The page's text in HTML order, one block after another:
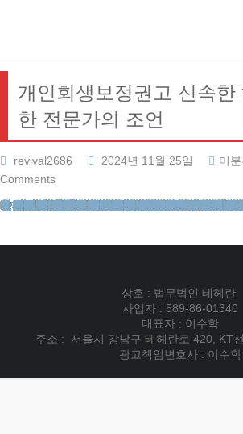
개인회생보정권고 신속한
한 전문가의 조언
revival2686 2024년 11월 25일 미
Comments
안녕하세요. 법무법인 테헤란의 변호사입니다. 오늘은 많은 분들이 어려워하시는 채무 조정 절차의 핵심 단계에 대해 설명드리고자 합니다.
채무 조정 절차의 난관
개인회생 제도를 이용하시는 많은 분들이 법원의 보완 요청에 당혹감을 느끼십니다. 이는 복잡한 법적 절차와 전문 용어로 인한 것이 큽니다. 하지만 이 과정은 귀하의 채무를 조정하고 새로운 출발을 위해 반드시 거쳐야 할 중요한 단계입니다.
법원의 보완 요구는 단순히 서류를 더 내라는 의미가 아닙니다. 이는 귀하의 상황을 정확히 파악하고, 적절한 채무 조정 계획을 수립하기 위한 필수적인 절차입니다. 제대로 대응하지 못하면 신청이 기각되거나 절
많은 분들이 이 단계에서 어려움을 겪는 이유는 법적 지식의 부족뿐만 아니라, 자신의 재정 상황을 객관적으로 분석하고 제시하는 데 어려움을 느끼기 때문입니다. 특히 채무의 발생 원인, 사용 내역, 현재의 소득과 지출 상황
채무 경감의 핵심 단계
개인회생보정권고 과정은 단순한 서류 제출 이상의 의미를 갖습니다. 이 과정에서 귀하가 앞으로 상환해야 할 금액이 결정되기 때문입니다. 따라서 이 단계를 어떻게 대응하느냐에 따라 채무 경감의 폭이 크게 달라질 수 있습니다.
법원은 제출된 자료를 바탕으로 귀하의 변제 능력을 평가합니다. 이때 고려되는 것은 단순히 현재의 소득뿐만 아니라, 향후의 소득 가능성, 보유 재산의 가치, 생활에 필요한 최소한의 비용 등 다양한 요소들입니다. 이러한 복잡한 요소들을 종합적으로 고려하여 최종적인 변제 계획이 수립됩니다.
전문가의 조언 없이 혼자 대응하다 보면 불필요하게 높은 금액을 상환하게 될 위험이 있습니다. 예를 들어, 자신의 소득을 과대 평가하거나 지출을 과소 평가하면 실제로 감당하기 어려운 수준의 변제 계획이 수립될 수 있습니다. 반대로 자신의 재산 가치를 제대로 평가하지 못하면 채권자들의 이의 제기로 인해 절차가 지연되거나 기각될 수 있습니다.
효과적 대응을 위한 전략
보완 요구에 효과적으로 대응하기 위해서는 전문적인 지식과 경험이 필요합니다. 특히 ‘청산가치 보장의 원칙’을 이해하고 이에 맞춰 대응하는 것이 중요합니다. 이 원칙에 따라 채무자의 재산 가치와 상환 금액이 조정되므로, 신중한 접근이 필
청산가치 보장의 원칙이란, 개인회생 절차를 통해 채권자들이 받게 될 변제액이 채무자의 재산을 청산하여 배당하는 것보다 적어서는 안 된다는 원칙입니다. 즉, 채무자는 보유한 재산보다 반드시 많은 채무를 변제해야 합니다. 이 원칙을 제대로 이해하고 대응하지 못하면, 불필요하게 긴 변제 기간이나 높은 변제액이 설정될 수 있습니다.
또한, 채무 사용 내역을 정확히 파악하고 이를 바탕으로 합리적인 상환 계획을 수립해야 합니다. 특히 사치성 채무나 도박 등 사행성 채무의 경우, 법원에서 더욱 엄격한 기준을 적용할 수 있으므로 이에 대한 적절한 설명과 대응이 필요합니다.
전문가 조력의 중요성
개인회생보정권고 과정은 복잡하고 전문적인 지식을 요구합니다. 따라서 이 분야에 정통한 변호사의 도움을 받는 것이 매우 중요합니다. 전문가는 귀하의 상황을 정확히 분석하고, 법원의 요구사항에 맞춰 최적의 대응 방안을 제시할 수 있습니다.
전문가의 도움을 받으면 정확한 재무 상황 분석, 법적 요건의 충족, 효율적인 절차 진행, 채권자와의 협상, 심리적 안정 등 다양한 이점을 얻을 수 있습니다. 이를 통해 불필요한 시행착오를 줄이고, 보다 유리한 조건으로 절차를 진행할 수 있습니다.
새로운 시작을 위한 첫걸음
개인회생 제도는 어려운 상황에 처한 분들에게 새로운 기회를 제공합니다. 하지만 이 기회를 제대로 활용하기 위해서는 전문가의 조언이 필수적입니다. 저희 법무법인 테헤란은 수많은 사건을 성공적으로 해결해 온 경험을 바탕으로, 귀하의 상황에 가장 적합한 해결책을 제시해 드릴 수 있습니다.
채무로 인한 고민에서 벗어나 새로운 삶을 시작하고 싶으신가요? 주저하지 마시고 저희에게 연락 주십시오. 귀하의 상황을 면밀히 분석하고, 최선의 해결책을 찾아드리겠습니다. 법무법인 테헤란과 함께라면, 개인회생보정권고추가서류의 복잡한 법적 절차도 두렵지 않습니다. 우리는 귀하의 권리를 지키고, 새로운 시작을 위한 든든한 조력자가 되어 드리겠습니다.
개인회생보정권고 단계는 어렵고 복잡할 수 있지만, 전문가의 도움을 받으면 충분히 극복할 수 있습니다. 지금 바로 개인회생보정권고추가서류 전문가의 도움을 받아 귀하의 미래를 바꿔보세
법무법인테헤란 형사전문변호사 성범죄변호
이혼전문변호사 상속변호사 개인회생신용회복 전세
부동산변호사 간편소송 법인등기 지식재산권 기업법무
교통사건 개명호적 피해자상담 학교폭력변호사
재산범죄변호사 법률칼럼 법률사례 로펌후기 법무법
성범죄전문변호사 성범죄변호사선임비용 성범
강제추행변호사 강제추행전문변호사 성추행변호사 성
성폭행전문변호사 성범죄전문법무법인 지하철성
카메라등이용촬영죄 카촬죄 이혼상담 무료이혼상담 재산분할
이혼변호사 이혼시재산분할 이혼절차서류 협의
사실혼재산분할 혼인빙자간음죄 대구이혼전문변호
유책배우자이혼소송 상간녀소송비용 이혼후재
이혼재산분할 황혼이혼 상간녀위자료소송 성
도박빚개인회생 개인회생절차 개인회생변호사 채무조정제
개인회생파산 개인회생비용 개인회생단점 개인회
개인회생신청 카드값연체 회생신청
상호 : 법무법인 테헤란
사업자 : 589-86-01340
대표자 : 이수학
주소 : 서울시 강남구 테헤란로 420, KT
광고책임변호사 : 이수학